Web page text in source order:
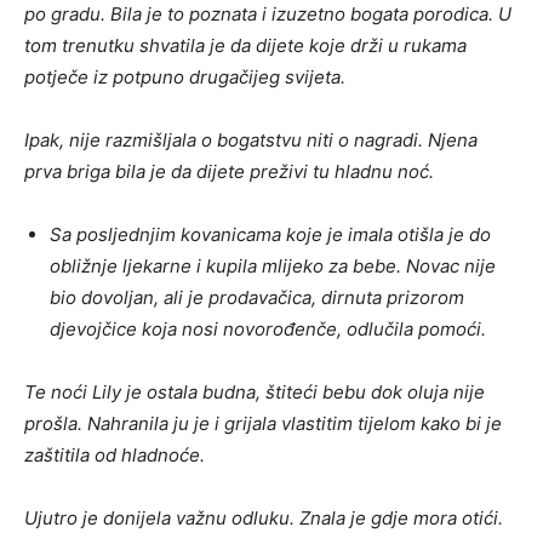
po gradu. Bila je to poznata i izuzetno bogata porodica. U
tom trenutku shvatila je da dijete koje drži u rukama
potječe iz potpuno drugačijeg svijeta.
Ipak, nije razmišljala o bogatstvu niti o nagradi. Njena
prva briga bila je da dijete preživi tu hladnu noć.
Sa posljednjim kovanicama koje je imala otišla je do
obližnje ljekarne i kupila mlijeko za bebe. Novac nije
bio dovoljan, ali je prodavačica, dirnuta prizorom
djevojčice koja nosi novorođenče, odlučila pomoći.
Te noći Lily je ostala budna, štiteći bebu dok oluja nije
prošla. Nahranila ju je i grijala vlastitim tijelom kako bi je
zaštitila od hladnoće.
Ujutro je donijela važnu odluku. Znala je gdje mora otići.